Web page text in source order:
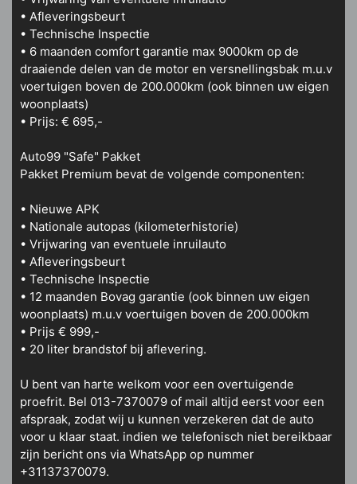
• Afleveringsbeurt
• Technische Inspectie
• 6 maanden comfort garantie max 9000km op de
draaiende delen van de motor en versnellingsbak m.u.v
voertuigen boven de 200.000km (ook binnen uw eigen
woonplaats)
• Prijs: € 695,-
Auto99 "Safe" Pakket
Pakket Premium bevat de volgende componenten:
• Nieuwe APK
• Nationale autopas (kilometerhistorie)
• Vrijwaring van eventuele inruilauto
• Afleveringsbeurt
• Technische Inspectie
• 12 maanden Bovag garantie (ook binnen uw eigen
woonplaats) m.u.v voertuigen boven de 200.000km
• Prijs € 999,-
• 20 liter brandstof bij aflevering.
U bent van harte welkom voor een overtuigende
proefrit. Bel 013-7370079 of mail altijd eerst voor een
afspraak, zodat wij u kunnen verzekeren dat de auto
voor u klaar staat. indien we telefonisch niet bereikbaar
zijn bericht ons via WhatsApp op nummer
+31137370079.